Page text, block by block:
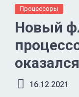
Процессоры
Новый
быстрее
16.12.2021